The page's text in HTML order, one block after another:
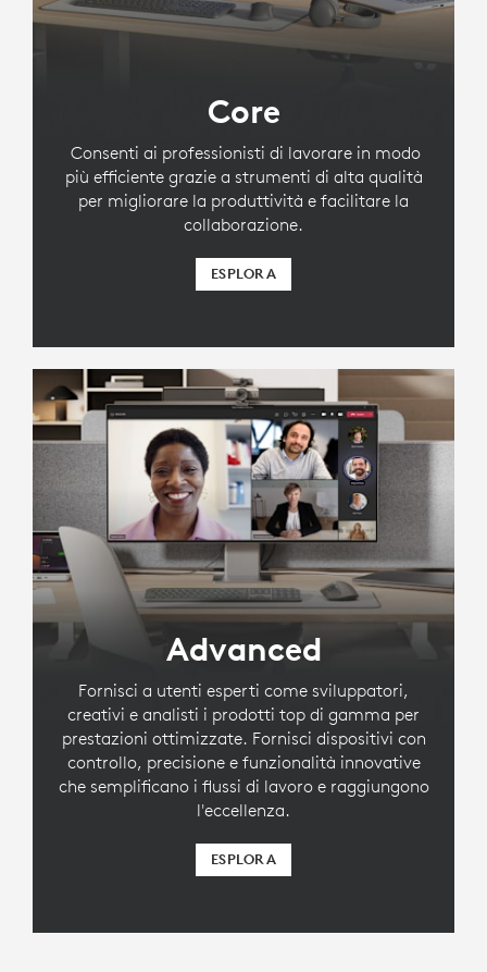
Core
Consenti ai professionisti di lavorare in modo
più efficiente grazie a strumenti di alta qualità
per migliorare la produttività e facilitare la
collaborazione.
ESPLORA
Advanced
Fornisci a utenti esperti come sviluppatori,
creativi e analisti i prodotti top di gamma per
prestazioni ottimizzate. Fornisci dispositivi con
controllo, precisione e funzionalità innovative
che semplificano i flussi di lavoro e raggiungono
l'eccellenza.
ESPLORA